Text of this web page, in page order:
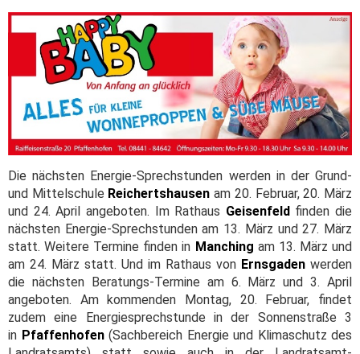
Die nächsten Energie-Sprechstunden werden in der Grund-
und Mittelschule Reichertshausen am 20. Februar, 20. März
und 24. April angeboten. Im Rathaus Geisenfeld finden die
nächsten Energie-Sprechstunden am 13. März und 27. März
statt. Weitere Termine finden in Manching am 13. März und
am 24. März statt. Und im Rathaus von Ernsgaden werden
die nächsten Beratungs-Termine am 6. März und 3. April
angeboten. Am kommenden Montag, 20. Februar, findet
zudem eine Energiesprechstunde in der Sonnenstraße 3
in Pfaffenhofen(Sachbereich Energie und Klimaschutz des